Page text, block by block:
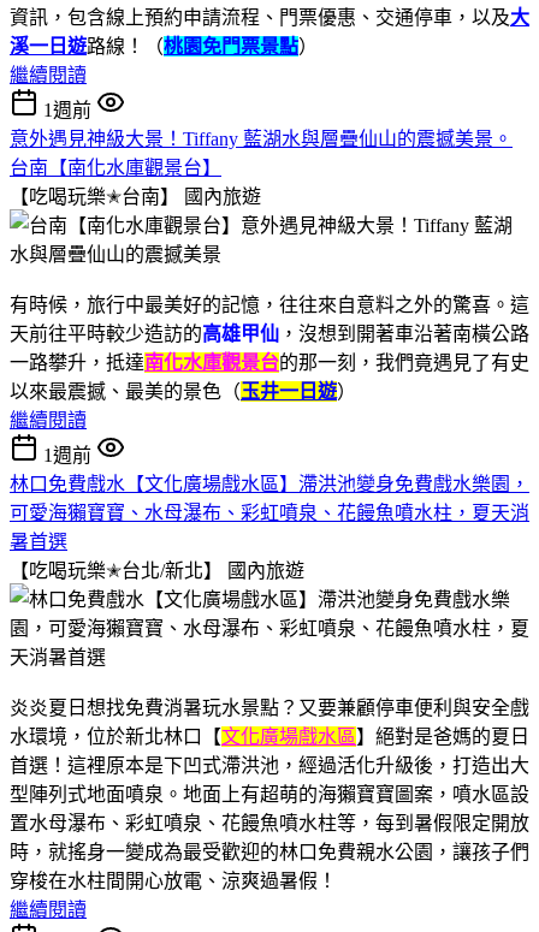
資訊，包含線上預約申請流程、門票優惠、交通停車，以及大
溪一日遊路線！（桃園免門票景點）
繼續閱讀
1週前
意外遇見神級大景！Tiffany 藍湖水與層疊仙山的震撼美景。
台南【南化水庫觀景台】
【吃喝玩樂✭台南】
國內旅遊
有時候，旅行中最美好的記憶，往往來自意料之外的驚喜。這
天前往平時較少造訪的高雄甲仙 ，沒想到開著車沿著南橫公路
一路攀升，抵達南化水庫觀景台的那一刻，我們竟遇見了有史
以來最震撼、最美的景色（玉井一日遊）
繼續閱讀
1週前
林口免費戲水【文化廣場戲水區】滯洪池變身免費戲水樂園，
可愛海獺寶寶、水母瀑布、彩虹噴泉、花饅魚噴水柱，夏天消
暑首選
【吃喝玩樂✭台北/新北】
國內旅遊
炎炎夏日想找免費消暑玩水景點？又要兼顧停車便利與安全戲
水環境，位於新北林口【文化廣場戲水區】絕對是爸媽的夏日
首選！這裡原本是下凹式滯洪池，經過活化升級後，打造出大
型陣列式地面噴泉。地面上有超萌的海獺寶寶圖案，噴水區設
置水母瀑布、彩虹噴泉、花饅魚噴水柱等，每到暑假限定開放
時，就搖身一變成為最受歡迎的林口免費親水公園，讓孩子們
穿梭在水柱間開心放電、涼爽過暑假！
繼續閱讀